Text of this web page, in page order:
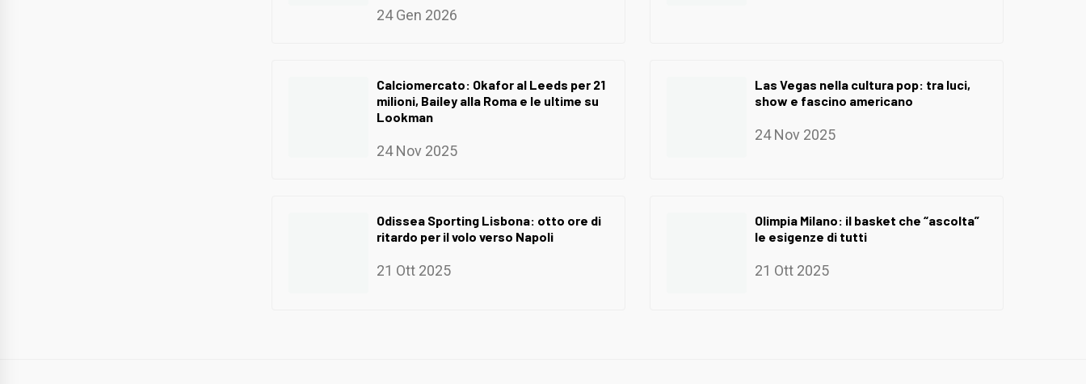
24 Gen 2026
Calciomercato: Okafor al Leeds per 21
milioni, Bailey alla Roma e le ultime su
Lookman
24 Nov 2025
Las Vegas nella cultura pop: tra luci,
show e fascino americano
24 Nov 2025
Odissea Sporting Lisbona: otto ore di
ritardo per il volo verso Napoli
21 Ott 2025
Olimpia Milano: il basket che “ascolta”
le esigenze di tutti
21 Ott 2025